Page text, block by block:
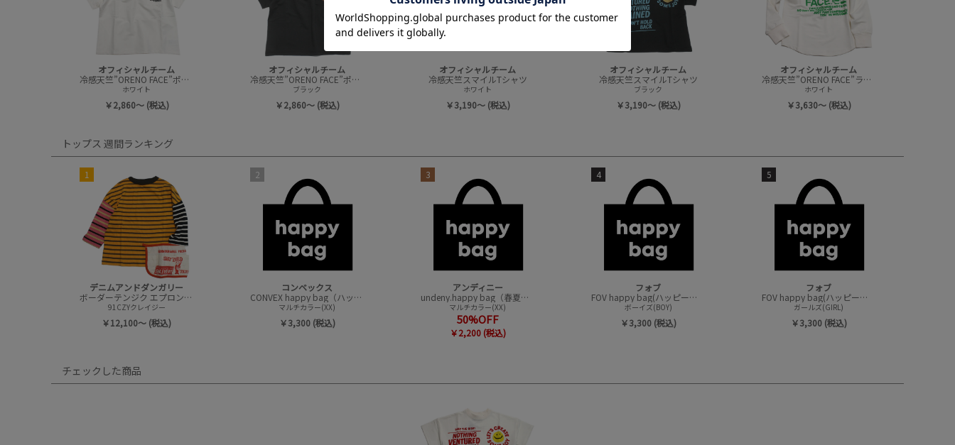
オフィシャルチーム
冷感天竺”ORENO FACE”ポケットTシャツ
ホワイト
￥2,860～ (税込)
オフィシャルチーム
冷感天竺”ORENO FACE”ポケットTシャツ
ブラック
￥2,860～ (税込)
オフィシャルチーム
冷感天竺スマイルTシャツ
ホワイト
￥3,190～ (税込)
オフィシャルチーム
冷感天竺スマイルTシャツ
ブラック
￥3,190～ (税込)
オフィシャルチーム
冷感天竺”ORENO FACE”ラウンドTシャツ
ホワイト
￥3,630～ (税込)
トップス 週間ランキング
1
デニムアンドダンガリー
ボーダーテンジク エプロンツキ L/S TEE(8分袖)
91CZYクレイジー
￥12,100～ (税込)
2
コンベックス
CONVEX happy bag（ハッピーバック）
マルチカラー(XX)
￥3,300 (税込)
3
アンディニー
undeny.happy bag（春夏アイテムハッピーバック）
マルチカラー(XX)
50%OFF
￥2,200 (税込)
4
フォブ
FOV happy bag(ハッピーバック/トップスセット)
ボーイズ(BOY)
￥3,300 (税込)
5
フォブ
FOV happy bag(ハッピーバック/トップスセット)
ガールズ(GIRL)
￥3,300 (税込)
チェックした商品